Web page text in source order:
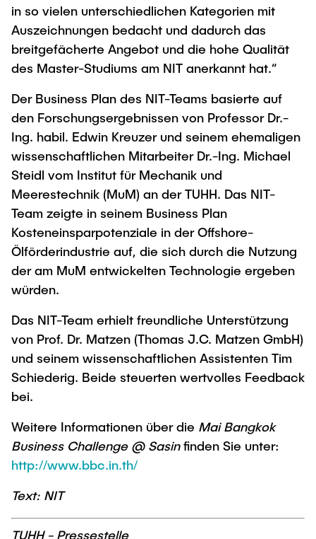
in so vielen unterschiedlichen Kategorien mit
Auszeichnungen bedacht und dadurch das
breitgefächerte Angebot und die hohe Qualität
des Master-Studiums am NIT anerkannt hat.“
Der Business Plan des NIT-Teams basierte auf
den Forschungsergebnissen von Professor Dr.-
Ing. habil. Edwin Kreuzer und seinem ehemaligen
wissenschaftlichen Mitarbeiter Dr.-Ing. Michael
Steidl vom Institut für Mechanik und
Meerestechnik (MuM) an der TUHH. Das NIT-
Team zeigte in seinem Business Plan
Kosteneinsparpotenziale in der Offshore-
Ölförderindustrie auf, die sich durch die Nutzung
der am MuM entwickelten Technologie ergeben
würden.
Das NIT-Team erhielt freundliche Unterstützung
von Prof. Dr. Matzen (Thomas J.C. Matzen GmbH)
und seinem wissenschaftlichen Assistenten Tim
Schiederig. Beide steuerten wertvolles Feedback
bei.
Weitere Informationen über die Mai Bangkok
Business Challenge @ Sasinfinden Sie unter:
http://www.bbc.in.th/
Text: NIT
TUHH - Pressestelle